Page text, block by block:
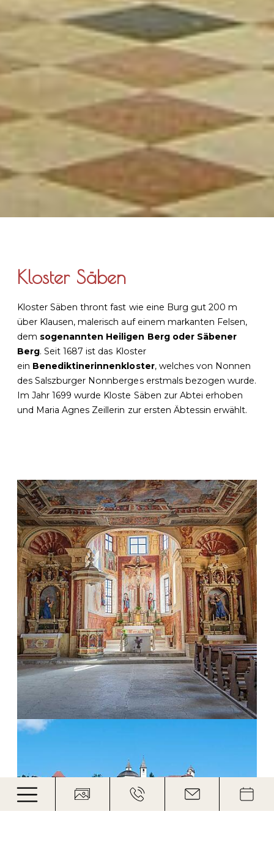
Kloster Säben
Kloster Säben thront fast wie eine Burg gut 200 m
über Klausen, malerisch auf einem markanten Felsen,
dem sogenannten Heiligen Berg oder Säbener
Berg. Seit 1687 ist das Kloster
ein Benediktinerinnenkloster, welches von Nonnen
des Salszburger Nonnberges erstmals bezogen wurde.
Im Jahr 1699 wurde Kloste Säben zur Abtei erhoben
und Maria Agnes Zeillerin zur ersten Äbtessin erwählt.